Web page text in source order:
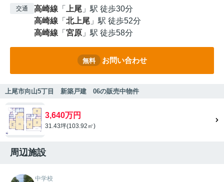
交通 高崎線 「 上尾 」駅 徒歩30分
高崎線 「 北上尾 」駅 徒歩52分
高崎線 「 宮原 」駅 徒歩58分
無料 お問い合わせ
上尾市向山5丁目 新築戸建 06の販売中物件
3,640万円
31.43坪(103.92㎡)
周辺施設
中学校